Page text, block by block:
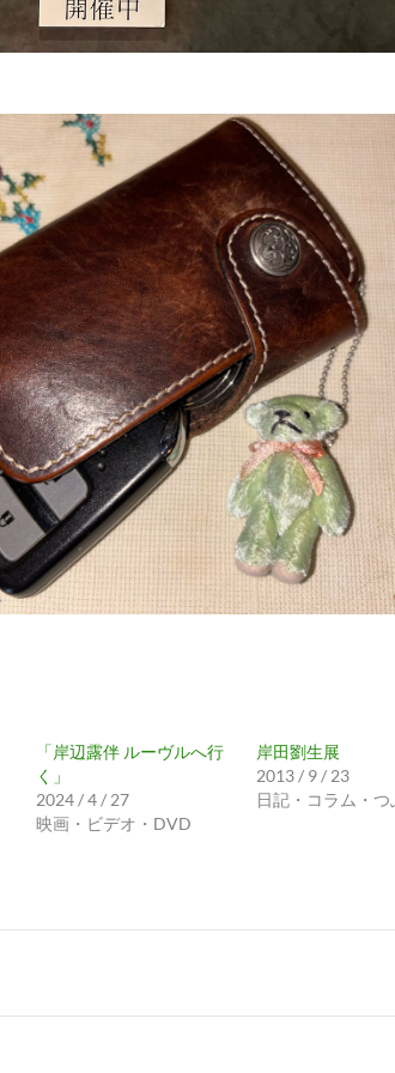
「岸辺露伴 ルーヴルへ行
く」
2024 / 4 / 27
映画・ビデオ・DVD
岸田劉生展
2013 / 9 / 23
日記・コラム・つ